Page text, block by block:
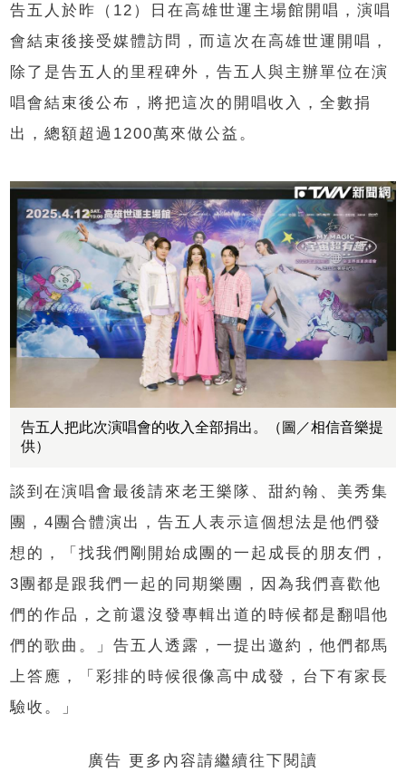
告五人於昨（12）日在高雄世運主場館開唱，演唱
會結束後接受媒體訪問，而這次在高雄世運開唱，
除了是告五人的里程碑外，告五人與主辦單位在演
唱會結束後公布，將把這次的開唱收入，全數捐
出，總額超過1200萬來做公益。
告五人把此次演唱會的收入全部捐出。（圖／相信音樂提
供）
談到在演唱會最後請來老王樂隊、甜約翰、美秀集
團，4團合體演出，告五人表示這個想法是他們發
想的，「找我們剛開始成團的一起成長的朋友們，
3團都是跟我們一起的同期樂團，因為我們喜歡他
們的作品，之前還沒發專輯出道的時候都是翻唱他
們的歌曲。」告五人透露，一提出邀約，他們都馬
上答應，「彩排的時候很像高中成發，台下有家長
驗收。」
廣告 更多內容請繼續往下閱讀